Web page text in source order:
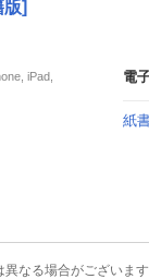
]
iPad,
電
紙
なる場合がございます